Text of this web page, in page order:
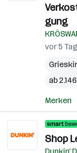
gung
vor 5
ab
Merken
Shop